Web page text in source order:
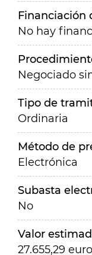
Financiación
No hay
Negociado
Tipo de
Ordinaria
Método de
Electrónica
Subasta
No
Valor
27.655,29